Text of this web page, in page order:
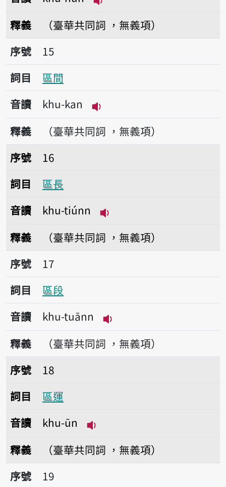
釋義
（臺華共同詞 ，無義項）
序號15區間
序號
15
詞目
區間
音讀
khu-kan
播放音讀khu-kan
釋義
（臺華共同詞 ，無義項）
序號16區長
序號
16
詞目
區長
音讀
khu-tiúnn
釋義
（臺華共同詞 ，無義項）
序號17區段
序號
17
詞目
區段
音讀
khu-tuānn
播放音讀khu-tuānn
釋義
（臺華共同詞 ，無義項）
序號18區運
序號
18
詞目
區運
音讀
khu-ūn
釋義
（臺華共同詞 ，無義項）
序號19禁區
序號
19